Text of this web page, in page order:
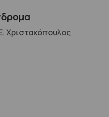
Χριστακόπουλος